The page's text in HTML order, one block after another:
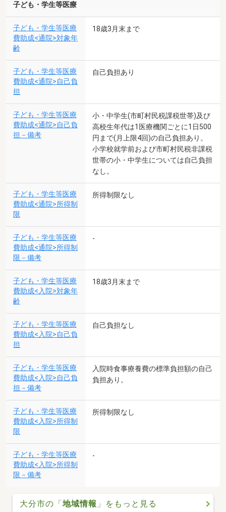
子ども・学生等医療
子ども・学生等医療
費助成<通院>対象年
齢
18歳3月末まで
子ども・学生等医療
費助成<通院>自己負
担
自己負担あり
子ども・学生等医療
費助成<通院>自己負
担－備考
小・中学生(市町村民税課税世帯)及び
高校生年代は1医療機関ごとに1日500
円まで(月上限4回)の自己負担あり。
小学校就学前および市町村民税非課税
世帯の小・中学生については自己負担
なし。
子ども・学生等医療
費助成<通院>所得制
限
所得制限なし
子ども・学生等医療
費助成<通院>所得制
限－備考
-
子ども・学生等医療
費助成<入院>対象年
齢
18歳3月末まで
子ども・学生等医療
費助成<入院>自己負
担
自己負担なし
子ども・学生等医療
費助成<入院>自己負
担－備考
入院時食事療養費の標準負担額の自己
負担あり。
子ども・学生等医療
費助成<入院>所得制
限
所得制限なし
子ども・学生等医療
費助成<入院>所得制
限－備考
-
大分市の「地域情報 」をもっと見る